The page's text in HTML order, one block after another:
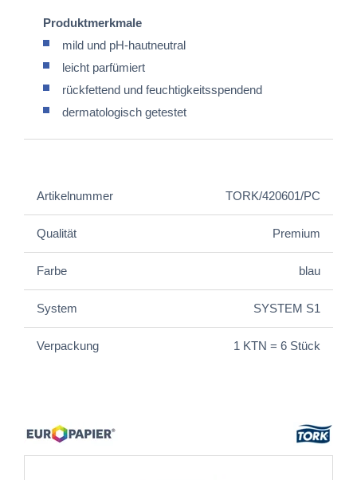
Produktmerkmale
mild und pH-hautneutral
leicht parfümiert
rückfettend und feuchtigkeitsspendend
dermatologisch getestet
Artikelnummer TORK/420601/PC
Qualität Premium
Farbe blau
System SYSTEM S1
Verpackung 1 KTN = 6 Stück